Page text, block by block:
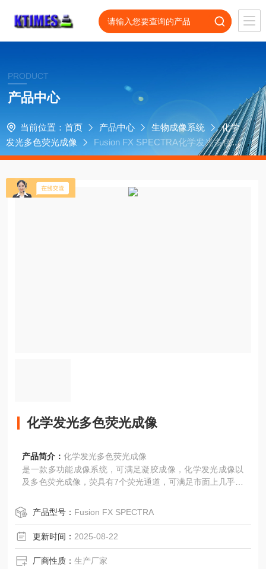
PRODUCT
产品中心
当前位置： 首页 产品中心 生物成像系统
化学
发光多色荧光成像
Fusion FX SPECTRA化学发光多色荧
光成像
化学发光多色荧光成像
产品简介：化学发光多色荧光成像
是一款多功能成像系统，可满足凝胶成像，化学发光成像以
及多色荧光成像，荧具有7个荧光通道，可满足市面上几乎所
靠的动态范围，保证了极限灵敏度检测时的线性，定量分析
更加准确；*光圈镜头，提高了单位时间内的进光量，保证了
化学发光成像时的检测灵敏度；具有预留的小动物活体成像
接口，可后续升级小动物或植物成像。
产品型号： Fusion FX SPECTRA
更新时间： 2025-08-22
厂商性质：生产厂家